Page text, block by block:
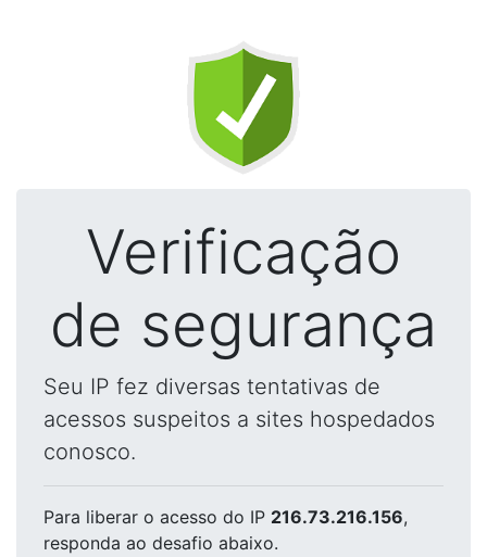
Verificação
de segurança
Seu IP fez diversas tentativas de
acessos suspeitos a sites hospedados
conosco.
Para liberar o acesso do IP 216.73.216.156,
responda ao desafio abaixo.